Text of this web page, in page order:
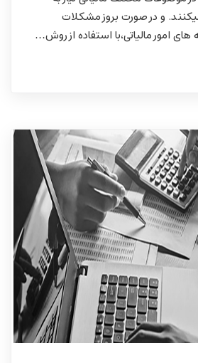
و در صورت بروز مشکلات
امور مالیاتی،با استفاده از روش…